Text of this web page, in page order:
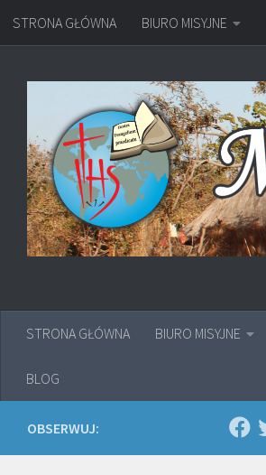
Przejdź do treści
STRONA GŁÓWNA BIURO MISYJNE
STRONA GŁÓWNA BIURO MISYJNE
BLOG
OBSERWUJ: